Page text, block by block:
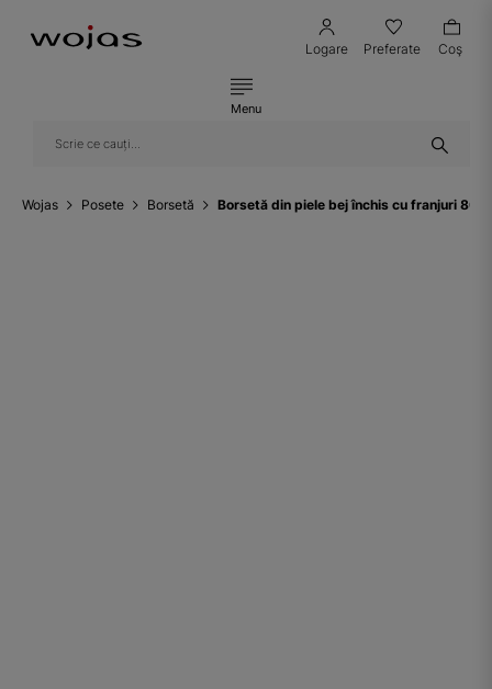
Logare Preferate Coş
Menu
Wojas Posete Borsetă Borsetă din piele bej închis cu franjuri